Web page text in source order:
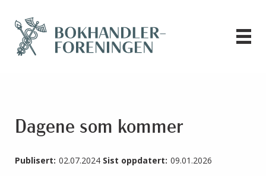
Dagene som kommer
Publisert: 02.07.2024 Sist oppdatert: 09.01.2026